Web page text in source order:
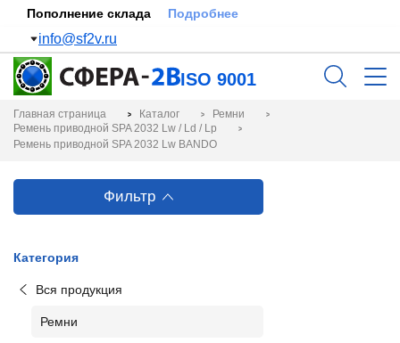
Пополнение склада Подробнее
info@sf2v.ru
ISO 9001
Главная страница Каталог
Ремни
Ремень приводной SPA 2032 Lw / Ld / Lp
Ремень приводной SPA 2032 Lw BANDO
Фильтр
Категория
Вся продукция
Ремни